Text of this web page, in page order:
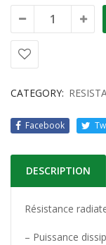
CATEGORY:
Facebook
DESCRIPTION
Résistance
– Puissance